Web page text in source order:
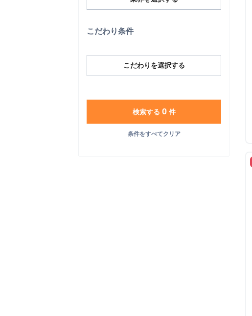
こだわり条件
こだわりを選択する
検索する 0件
条件をすべてクリア